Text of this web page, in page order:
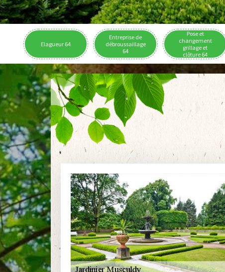
Elagueur 64
Entreprise de
débroussaillage
64
Pose et
changement
grillage et
clôture 64